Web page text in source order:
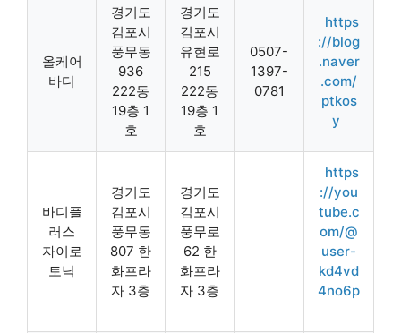
올케어
바디
경기도
김포시
풍무동
936
222동
19층 1
호
경기도
김포시
유현로
215
222동
19층 1
호
0507-
1397-
0781
https
://blog
.naver
.com/
ptkos
y
바디플
러스
자이로
토닉
경기도
김포시
풍무동
807 한
화프라
자 3층
경기도
김포시
풍무로
62 한
화프라
자 3층
https
://you
tube.c
om/@
user-
kd4vd
4no6p